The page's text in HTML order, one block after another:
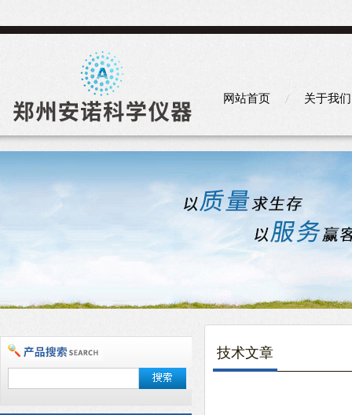
网站首页 关于我们
技术文章